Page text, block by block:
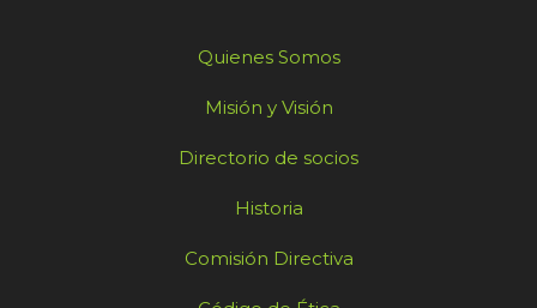
Quienes Somos
Misión y Visión
Directorio de socios
Historia
Comisión Directiva